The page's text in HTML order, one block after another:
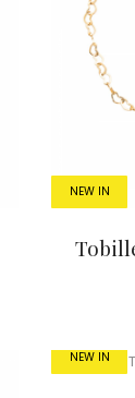
NEW IN
NEW IN